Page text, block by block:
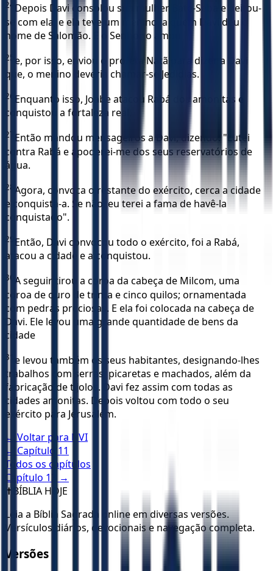
24 Depois Davi consolou sua mulher Bate-Seba e deitou-
se com ela, e ela teve um menino, a quem Davi deu o
nome de Salomão. E o Senhor o amou
25 e, por isso, enviou o profeta Natã para dizer a Davi
que, o menino deveria chamar-se Jedidias.
26 Enquanto isso, Joabe atacou Rabá dos amonitas e
conquistou a fortaleza real.
27 Então mandou mensageiros a Davi, dizendo: "Lutei
contra Rabá e apoderei-me dos seus reservatórios de
água.
28 Agora, convoca o restante do exército, cerca a cidade
e conquista-a. Se não, eu terei a fama de havê-la
conquistado".
29 Então, Davi convocou todo o exército, foi a Rabá,
atacou a cidade e a conquistou.
30 A seguir tirou a coroa da cabeça de Milcom, uma
coroa de ouro de trinta e cinco quilos; ornamentada
com pedras preciosas. E ela foi colocada na cabeça de
Davi. Ele levou uma grande quantidade de bens da
cidade
31
e levou também os seus habitantes, designando-lhes
trabalhos com serras, picaretas e machados, além da
fabricação de tijolos. Davi fez assim com todas as
cidades amonitas. Depois voltou com todo o seu
exército para Jerusalém.
← Voltar para NVI
← Capítulo 11
Todos os capítulos
Capítulo 13
→
✝️ BÍBLIA HOJE
Leia a Bíblia Sagrada online em diversas versões.
Versículos diários, devocionais e navegação completa.
Versões